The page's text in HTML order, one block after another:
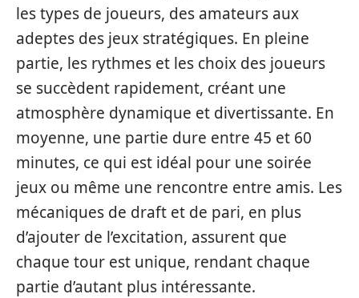
les types de joueurs, des amateurs aux
adeptes des jeux stratégiques. En pleine
partie, les rythmes et les choix des joueurs
se succèdent rapidement, créant une
atmosphère dynamique et divertissante. En
moyenne, une partie dure entre 45 et 60
minutes, ce qui est idéal pour une soirée
jeux ou même une rencontre entre amis. Les
mécaniques de draft et de pari, en plus
d’ajouter de l’excitation, assurent que
chaque tour est unique, rendant chaque
partie d’autant plus intéressante.